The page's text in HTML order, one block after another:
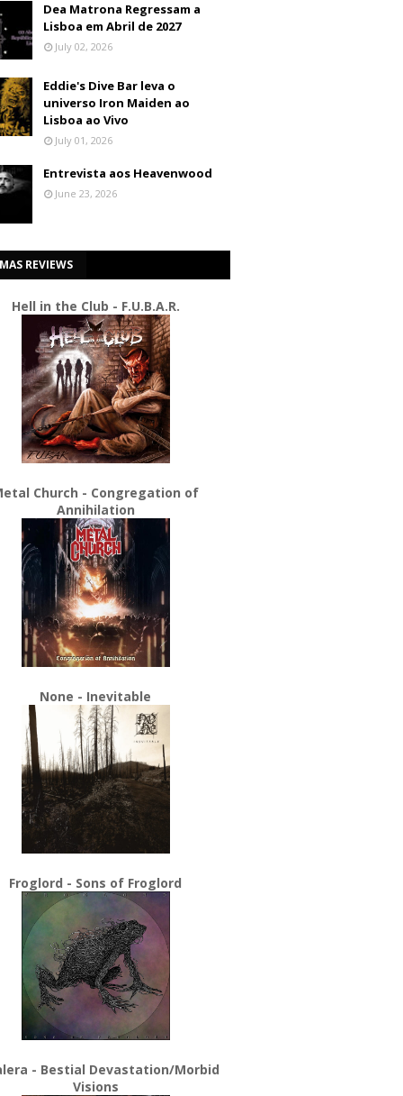
Dea Matrona Regressam a
Lisboa em Abril de 2027
July 02, 2026
Eddie's Dive Bar leva o
universo Iron Maiden ao
Lisboa ao Vivo
July 01, 2026
Entrevista aos Heavenwood
June 23, 2026
REVIEWS
Hell in the Club - F.U.B.A.R.
Church - Congregation of
Annihilation
None - Inevitable
Froglord - Sons of Froglord
- Bestial Devastation/Morbid
Visions